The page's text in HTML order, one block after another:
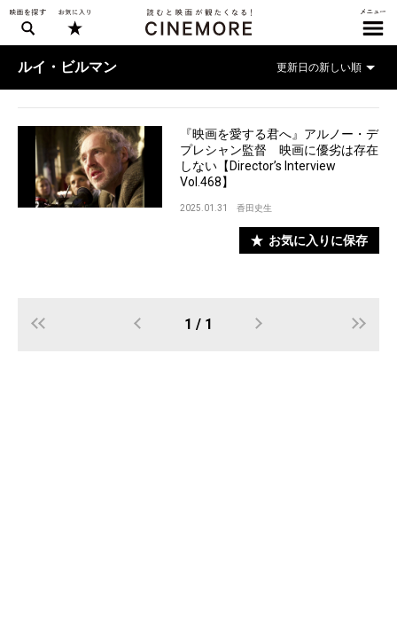
ルイ・ビルマン
『映画を愛する君へ』アルノー・デ
プレシャン監督 映画に優劣は存在
しない【Director’s Interview
Vol.468】
2025.01.31 香田史生
お気に入りに保存
1 / 1